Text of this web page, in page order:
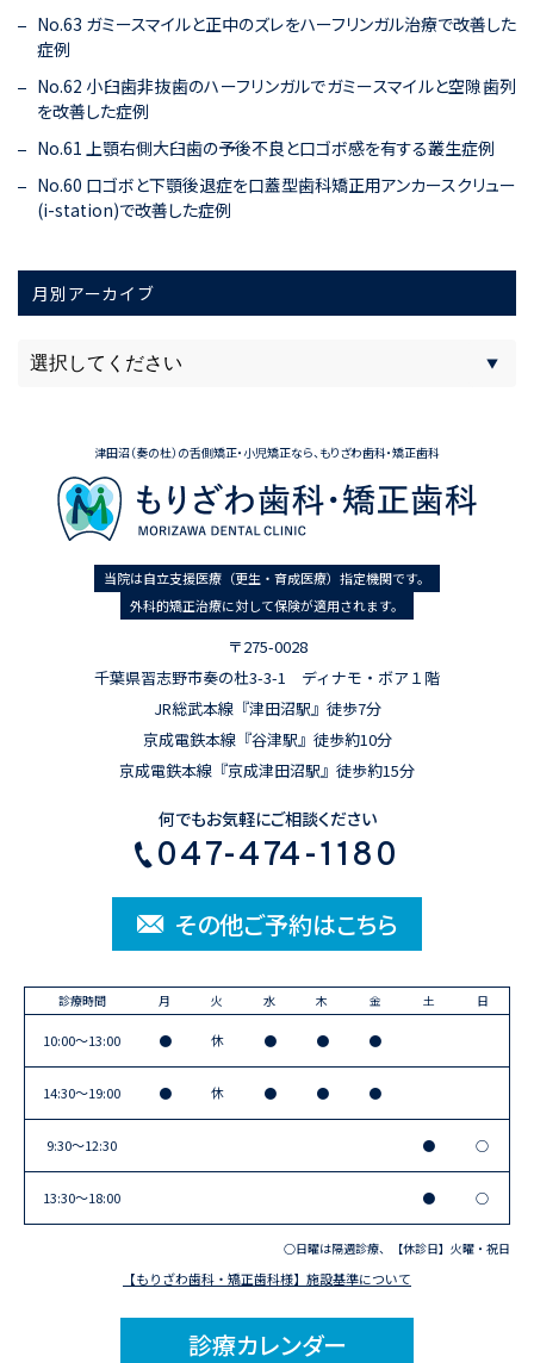
No.63 ガミースマイルと正中のズレをハーフリンガル治療で改善した
症例
No.62 小臼歯非抜歯のハーフリンガルでガミースマイルと空隙歯列
を改善した症例
No.61 上顎右側大臼歯の予後不良と口ゴボ感を有する叢生症例
No.60 口ゴボと下顎後退症を口蓋型歯科矯正用アンカースクリュー
(i-station)で改善した症例
月別アーカイブ
津田沼（奏の杜）の舌側矯正・小児矯正なら、もりざわ歯科・矯正歯科
当院は自立支援医療（更生・育成医療）指定機関です。
外科的矯正治療に対して保険が適用されます。
〒275-0028
千葉県習志野市奏の杜3-3-1 ディナモ・ボア１階
JR総武本線『津田沼駅』徒歩7分
京成電鉄本線『谷津駅』徒歩約10分
京成電鉄本線『京成津田沼駅』徒歩約15分
何でもお気軽にご相談ください
047-474-1180
その他ご予約はこちら
診療時間 月 火 水 木 金 土 日
10:00〜13:00 ● 休 ● ● ●
14:30〜19:00 ● 休 ● ● ●
9:30〜12:30 ● ○
13:30〜18:00 ● ○
○日曜は隔週診療、【休診日】火曜・祝日
【もりざわ歯科・矯正歯科様】施設基準について
診療カレンダー